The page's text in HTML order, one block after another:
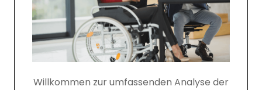
Willkommen zur umfassenden Analyse der